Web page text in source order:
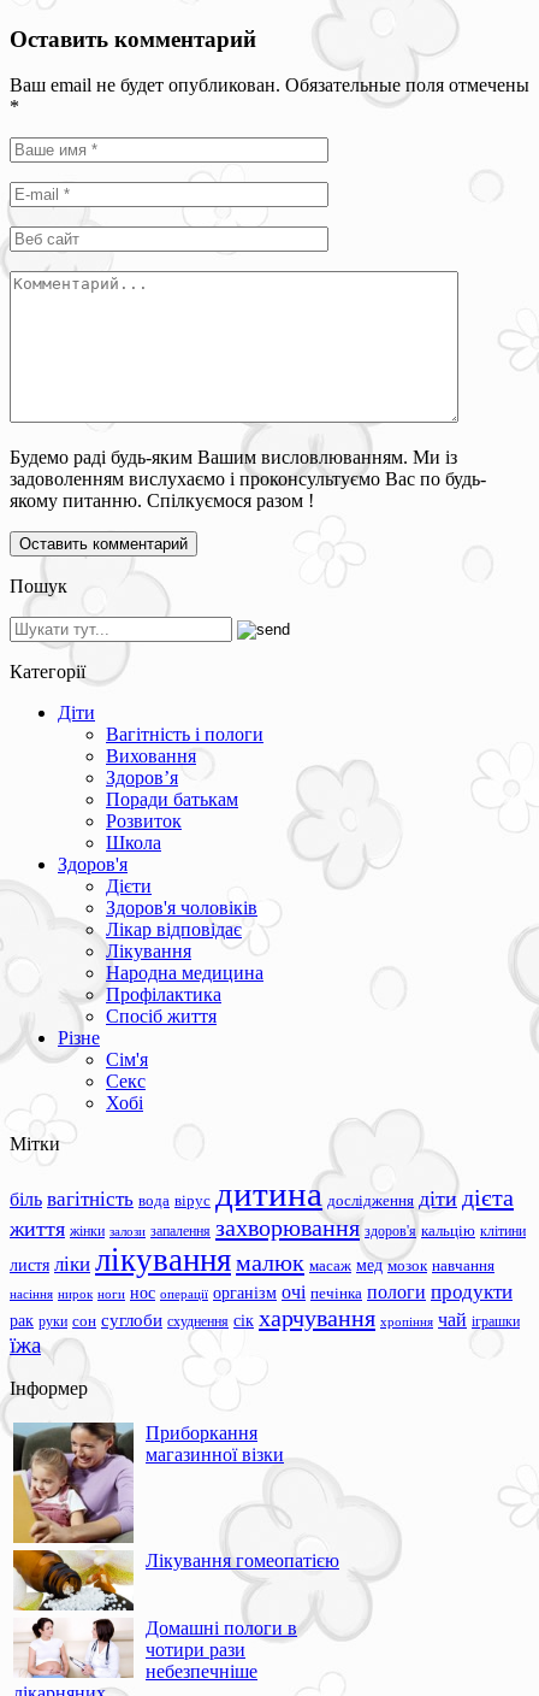
Оставить комментарий
Ваш email не будет опубликован. Обязательные поля отмечены
*
Будемо раді будь-яким Вашим висловлюванням. Ми із
задоволенням вислухаємо і проконсультуємо Вас по будь-
якому питанню. Спілкуємося разом !
Пошук
Категорії
Діти
Вагітність і пологи
Виховання
Здоров’я
Поради батькам
Розвиток
Школа
Здоров'я
Дієти
Здоров'я чоловіків
Лікар відповідає
Лікування
Народна медицина
Профілактика
Спосіб життя
Різне
Сім'я
Секс
Хобі
Мітки
біль вагітність вода вірус дитина дослідження діти дієта
життя жінки залози запалення захворювання здоров'я кальцію клітини
листя ліки лікуваннямалюк масаж мед мозок навчання
насіння нирок ноги нос операції організм очі печінка пологи продукти
рак руки сон суглоби схуднення сік харчування хропіння чай іграшки
їжа
Інформер
Приборкання
магазинної візки
Лікування гомеопатією
Домашні пологи в
чотири рази
небезпечніше